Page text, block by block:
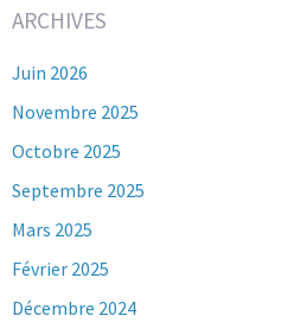
ARCHIVES
Juin 2026
Novembre 2025
Octobre 2025
Septembre 2025
Mars 2025
Février 2025
Décembre 2024